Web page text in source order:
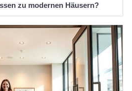
zu modernen Häusern?